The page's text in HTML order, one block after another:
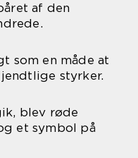
af den
som en måde at
styrker.
blev røde
et symbol på